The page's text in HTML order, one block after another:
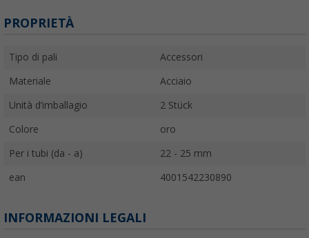
PROPRIETÀ
Tipo di pali Accessori
Materiale Acciaio
Unità d’imballagio 2 Stück
Colore oro
Per i tubi (da - a) 22 - 25 mm
ean 4001542230890
INFORMAZIONI LEGALI